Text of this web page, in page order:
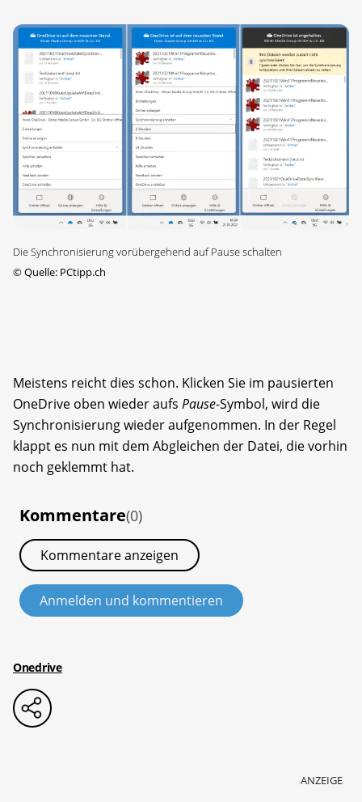
Die Synchronisierung vorübergehend auf Pause schalten
©Quelle: PCtipp.ch
Meistens reicht dies schon. Klicken Sie im pausierten
OneDrive oben wieder aufs Pause-Symbol, wird die
Synchronisierung wieder aufgenommen. In der Regel
klappt es nun mit dem Abgleichen der Datei, die vorhin
noch geklemmt hat.
Kommentare(0)
Kommentare anzeigen
Anmelden und kommentieren
Onedrive
ANZEIGE